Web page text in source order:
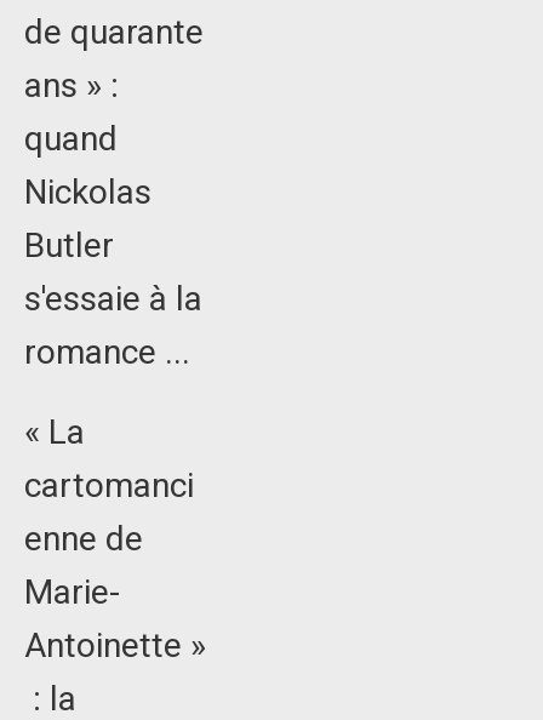
de quarante
ans » :
quand
Nickolas
Butler
s'essaie à la
romance ...
« La
cartomanci
enne de
Marie-
Antoinette »
: la